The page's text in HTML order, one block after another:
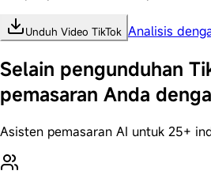
Unduh Video TikTok Analisis
Selain pengunduhan
pemasaran Anda
Asisten pemasaran AI untuk 25+